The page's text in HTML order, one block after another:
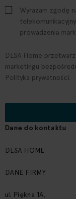
Wyrażam zgodę
prowadzenia
DESA Home
marketingu
Polityka prywatności.
Dane do kontaktu
DESA HOME
DANE FIRMY
ul. Piękna 1A,